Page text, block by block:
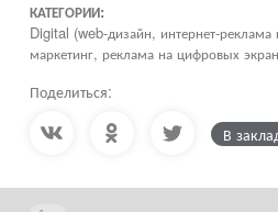
КАТЕГОРИИ:
Digital (web-дизайн, интернет-
маркетинг, реклама на цифровых
Поделиться:
В